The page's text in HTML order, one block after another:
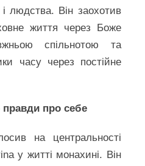
людства. Він заохотив
життя через Боже
спільнотою та
часу через постійне
про себе
на центральності
у житті монахині. Він